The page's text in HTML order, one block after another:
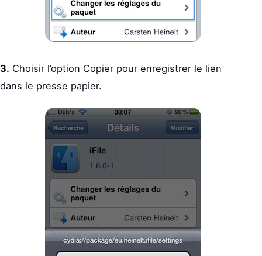
3. Choisir l’option Copier pour enregistrer le lien
dans le presse papier.